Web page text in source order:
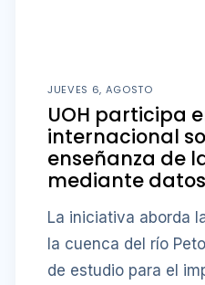
JUEVES 6, AGOSTO
UOH participa
internacional
enseñanza de
mediante datos
La iniciativa aborda
la cuenca del río
de estudio para el